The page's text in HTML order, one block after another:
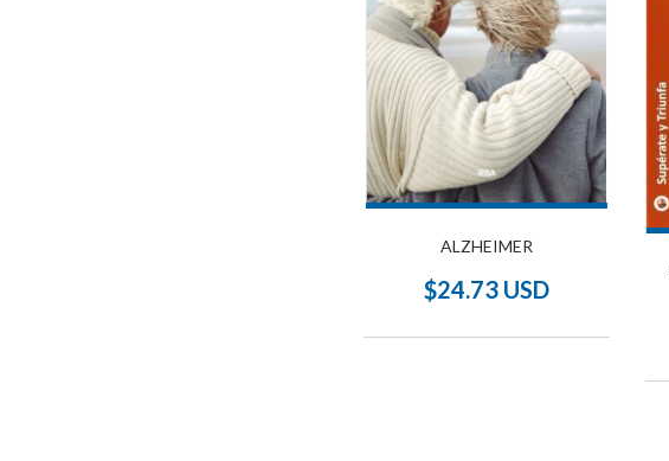
ALZHEIMER
$24.73 USD